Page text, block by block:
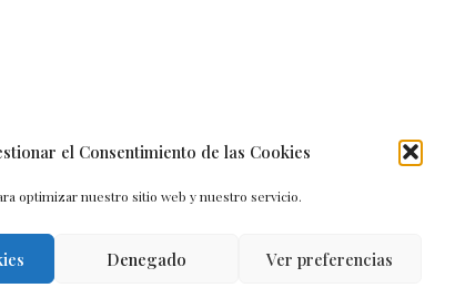
el Consentimiento de las Cookies
optimizar nuestro sitio web y nuestro servicio.
Denegado Ver preferencias